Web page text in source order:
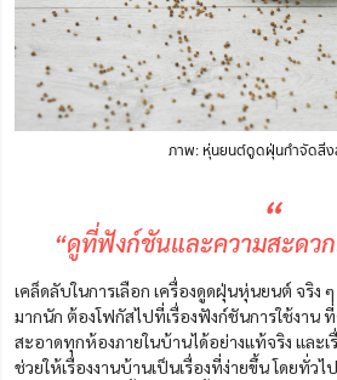
ภาพ: หุ่นยนต์ดูดฝุ่นกำจัดสิ่ง
“
“ดูที่ฟังก์ชันและความสะดว
เคล็ดลับในการเลือก เครื่องดูดฝุ่นหุ่นยนต์ จริง ๆ
มากนัก ต้องโฟกัสไปที่เรื่องฟังก์ชันการใช้งาน
สะอาดทุกห้องภายในบ้านได้อย่างแท้จริง และ
ช่วยให้เรื่องงานบ้านเป็นเรื่องที่ง่ายขึ้นโดยทั่วไ